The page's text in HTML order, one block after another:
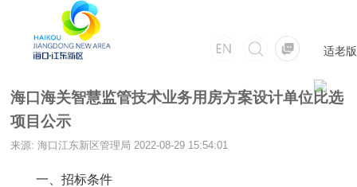
适老版
海口海关智慧监管技术业务用房方案设计单位比选
项目公示
来源: 海口江东新区管理局 2022-08-29 15:54:01
一、招标条件